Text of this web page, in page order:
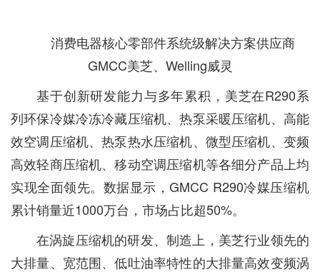
消费电器核心零部件系统级解决方案供应商
GMCC美芝、Welling威灵
基于创新研发能力与多年累积，美芝在R290系
列环保冷媒冷冻冷藏压缩机、热泵采暖压缩机、高能
效空调压缩机、热泵热水压缩机、微型压缩机、变频
高效轻商压缩机、移动空调压缩机等各细分产品上均
实现全面领先。数据显示，GMCC R290冷媒压缩机
累计销量近1000万台，市场占比超50%。
在涡旋压缩机的研发、制造上，美芝行业领先的
大排量、宽范围、低吐油率特性的大排量高效变频涡